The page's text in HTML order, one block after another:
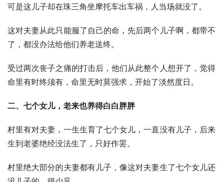
可是这儿子却在珠三角坐摩托车出车祸，人当场就没了。
这对夫妻从此只能服了自己的命，先后两个儿子啊，都带不
了，都没办法给他们养老送终。
受过两次丧子之痛的打击后，他们从此整个人想开了，觉得
命里有时终须有，命里无时莫强求，开始了淡然度日。
二、七个女儿，老来也养得白白胖胖
村里有对夫妻，一生生育了七个女儿，一直没有儿子，后来
生到老婆绝经没法生了，只好作罢。
村里绝大部分的夫妻都有儿子，像这对夫妻生了七个女儿还